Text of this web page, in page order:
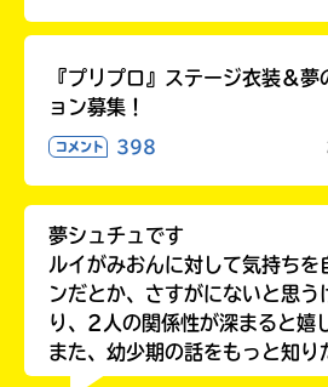
『プリプロ』ステージ衣装＆夢
ョン募集！
コメント 398
夢シュチュです
ルイがみおんに対して気持ちを
ンだとか、さすがにないと思う
り、2人の関係性が深まると嬉
また、幼少期の話をもっと知り